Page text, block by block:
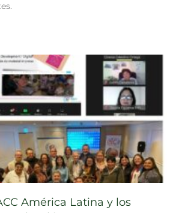
América Latina y los